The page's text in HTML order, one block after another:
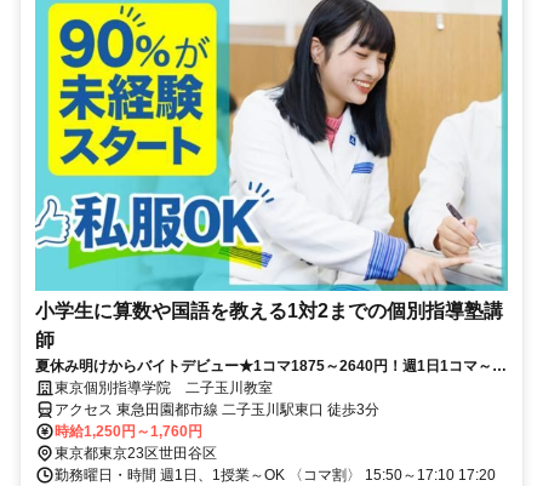
小学生に算数や国語を教える1対2までの個別指導塾講
師
夏休み明けからバイトデビュー★1コマ1875～2640円！週1日1コマ～私
服でok◎
東京個別指導学院 二子玉川教室
アクセス 東急田園都市線 二子玉川駅東口 徒歩3分
時給1,250円～1,760円
東京都東京23区世田谷区
勤務曜日・時間 週1日、1授業～OK 〈コマ割〉 15:50～17:10 17:20